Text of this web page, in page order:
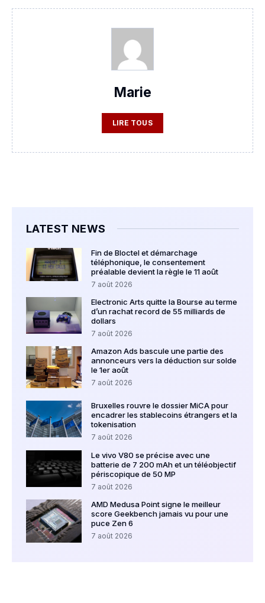
Marie
LIRE TOUS
LATEST NEWS
Fin de Bloctel et démarchage
téléphonique, le consentement
préalable devient la règle le 11 août
7 août 2026
Electronic Arts quitte la Bourse au terme
d’un rachat record de 55 milliards de
dollars
7 août 2026
Amazon Ads bascule une partie des
annonceurs vers la déduction sur solde
le 1er août
7 août 2026
Bruxelles rouvre le dossier MiCA pour
encadrer les stablecoins étrangers et la
tokenisation
7 août 2026
Le vivo V80 se précise avec une
batterie de 7 200 mAh et un téléobjectif
périscopique de 50 MP
7 août 2026
AMD Medusa Point signe le meilleur
score Geekbench jamais vu pour une
puce Zen 6
7 août 2026